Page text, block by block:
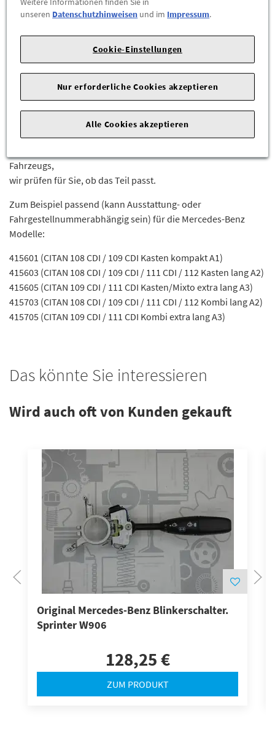
Herstellerangaben:Mercedes-Benz AG |Mercedesstr. 120 |
Tel: +49711170 |E-Mail:
dialog.mb@mercedes-benz.com|Webseite:
https://www.mercedes-benz.com
Kein Problem.
Fahrzeugs,
wir prüfen für Sie, ob das Teil passt.
Zum Beispiel passend (kann Ausstattung- oder
Fahrgestellnummerabhängig sein) für die Mercedes-Benz
Modelle:
415601 (CITAN 108 CDI / 109 CDI Kasten kompakt A1)
415603 (CITAN 108 CDI / 109 CDI / 111 CDI / 112 Kasten lang A2)
415605 (CITAN 109 CDI / 111 CDI Kasten/Mixto extra lang A3)
415703 (CITAN 108 CDI / 109 CDI / 111 CDI / 112 Kombi lang A2)
415705 (CITAN 109 CDI / 111 CDI Kombi extra lang A3)
Das könnte Sie interessieren
Wird auch oft von Kunden gekauft
Original Mercedes-Benz Blinkerschalter.
Sprinter W906
128,25 €
ZUM PRODUKT
unseren Datenschutzhinweisen und im Impressum.
Cookie-Einstellungen
Nur erforderliche Cookies akzeptieren
Alle Cookies akzeptieren